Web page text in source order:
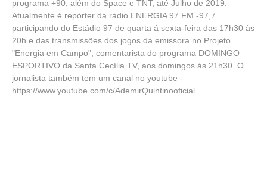
programa +90, além do Space e TNT, até Julho de 2019.
Atualmente é repórter da rádio ENERGIA 97 FM -97,7
participando do Estádio 97 de quarta á sexta-feira das 17h30 às
20h e das transmissões dos jogos da emissora no Projeto
"Energia em Campo"; comentarista do programa DOMINGO
ESPORTIVO da Santa Cecília TV, aos domingos às 21h30. O
jornalista também tem um canal no youtube -
https://www.youtube.com/c/AdemirQuintinooficial